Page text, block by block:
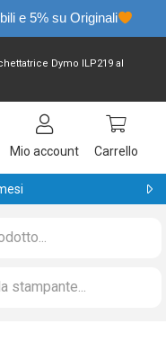
e 5% su Originali
Dymo ILP219 al
Mio account Carrello